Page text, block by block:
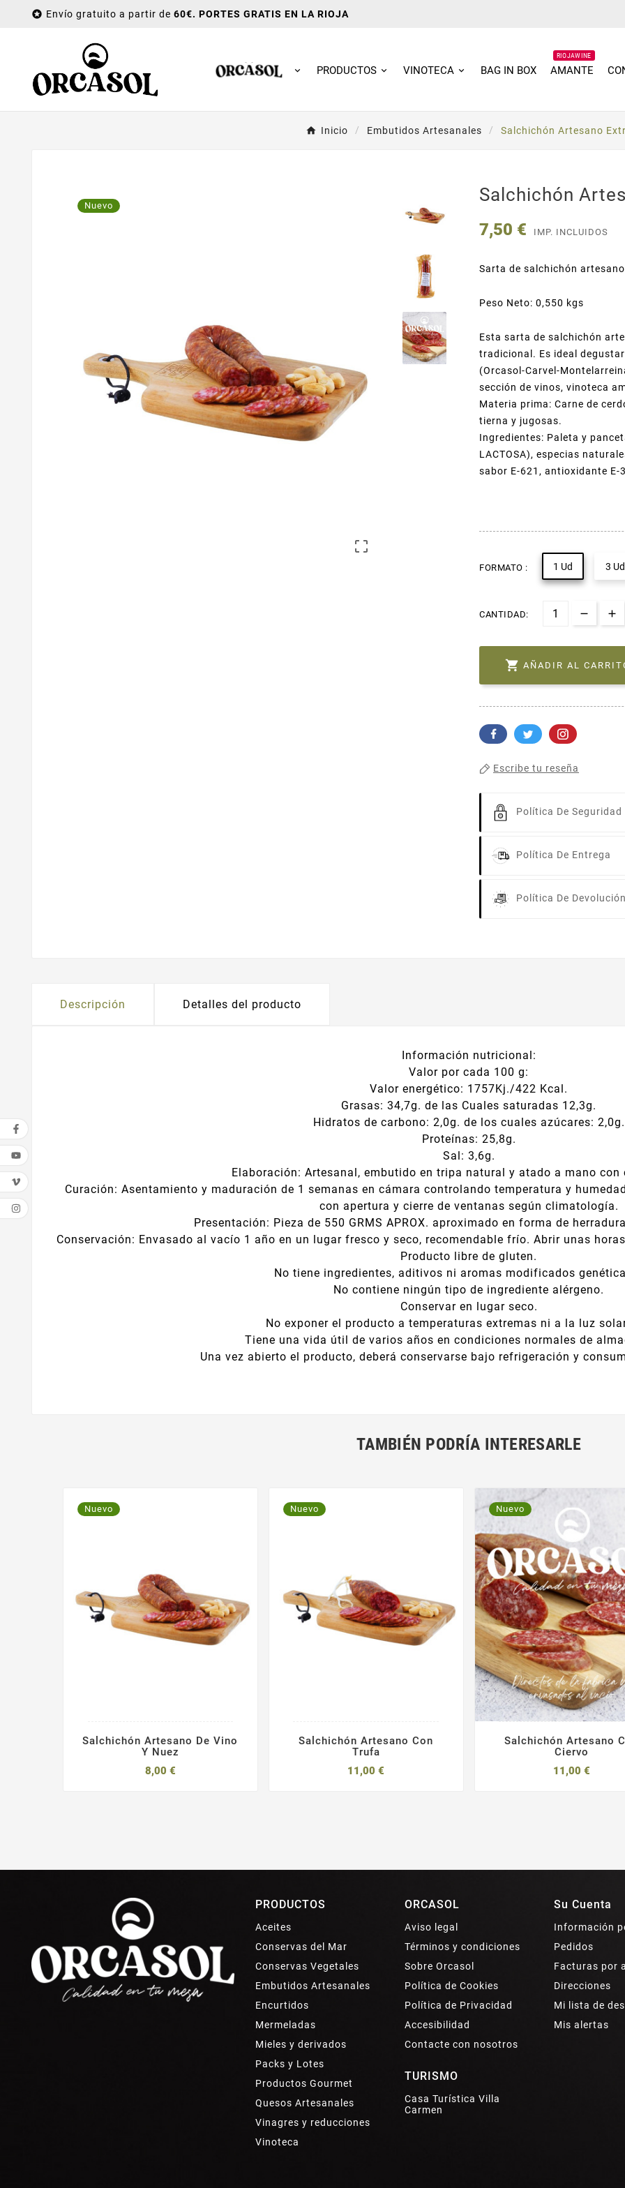
 Envío gratuito a partir de 60€. PORTES GRATIS EN LA RIOJA
PRODUCTOS VINOTECA BAG IN BOX AMANTE
RIOJAWINE
Inicio Embutidos Artesanales Salchichón Artesano
Nuevo

Salchichón
7,50 € IMP. INCLUIDOS
Sarta de salchichón
Peso Neto: 0,550 kgs
Esta sarta de salchichón
tradicional. Es ideal
(Orcasol-Carvel-
sección de vinos, vinoteca
Materia prima: Carne de
tierna y jugosas.
Ingredientes: Paleta y
LACTOSA), especias
sabor E-621, antioxidante E-
FORMATO : 1 Ud 3
CANTIDAD:
 AÑADIR AL
Escribe tu reseña
Política De Seguridad
Política De Entrega
Política De
Descripción Detalles del producto
Información nutricional:
Valor por cada 100 g:
Valor energético: 1757Kj./422 Kcal.
Grasas: 34,7g. de las Cuales saturadas 12,3g.
Hidratos de carbono: 2,0g. de los cuales azúcares: 2,0g.
Proteínas: 25,8g.
Sal: 3,6g.
Elaboración: Artesanal, embutido en tripa natural y atado a mano con
Curación: Asentamiento y maduración de 1 semanas en cámara controlando temperatura y
con apertura y cierre de ventanas según climatología.
Presentación: Pieza de 550 GRMS APROX. aproximado en forma de
Conservación: Envasado al vacío 1 año en un lugar fresco y seco, recomendable frío. Abrir unas
Producto libre de gluten.
No tiene ingredientes, aditivos ni aromas modificados
No contiene ningún tipo de ingrediente alérgeno.
Conservar en lugar seco.
No exponer el producto a temperaturas extremas ni a la luz
Tiene una vida útil de varios años en condiciones normales de
Una vez abierto el producto, deberá conservarse bajo refrigeración y
TAMBIÉN PODRÍA INTERESARLE
Nuevo
Salchichón Artesano De Vino
Y Nuez
8,00 €
Nuevo
Salchichón Artesano Con
Trufa
11,00 €
Nuevo
Salchichón Artesano
Ciervo
11,00 €
PRODUCTOS
Aceites
Conservas del Mar
Conservas Vegetales
Embutidos Artesanales
Encurtidos
Mermeladas
Mieles y derivados
Packs y Lotes
Productos Gourmet
Quesos Artesanales
Vinagres y reducciones
Vinoteca
ORCASOL
Aviso legal
Términos y condiciones
Sobre Orcasol
Política de Cookies
Política de Privacidad
Accesibilidad
Contacte con nosotros
TURISMO
Casa Turística Villa
Carmen
Su Cuenta
Información
Pedidos
Facturas por
Direcciones
Mi lista de
Mis alertas